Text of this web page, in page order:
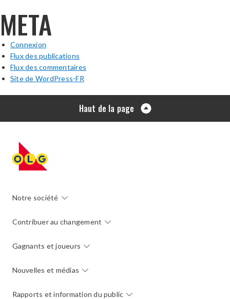
META
Connexion
Flux des publications
Flux des commentaires
Site de WordPress-FR
Haut de la page
Notre société
Contribuer au changement
Gagnants et joueurs
Nouvelles et médias
Rapports et information du public